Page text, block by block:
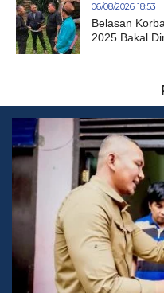
06/08/2026 18:53
Belasan
2025 Bakal